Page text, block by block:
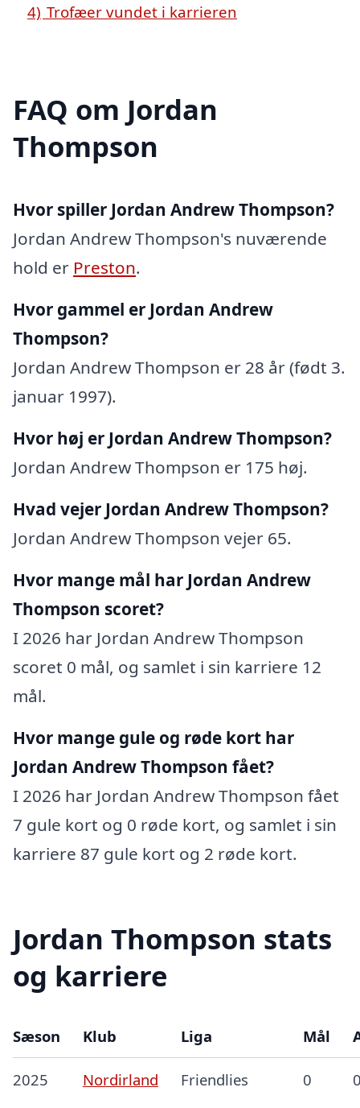
4) Trofæer vundet i karrieren
FAQ om Jordan
Thompson
Hvor spiller Jordan Andrew Thompson?
Jordan Andrew Thompson's nuværende
hold er Preston.
Hvor gammel er Jordan Andrew
Thompson?
Jordan Andrew Thompson er 28 år (født 3.
januar 1997).
Hvor høj er Jordan Andrew Thompson?
Jordan Andrew Thompson er 175 høj.
Hvad vejer Jordan Andrew Thompson?
Jordan Andrew Thompson vejer 65.
Hvor mange mål har Jordan Andrew
Thompson scoret?
I 2026 har Jordan Andrew Thompson
scoret 0 mål, og samlet i sin karriere 12
mål.
Hvor mange gule og røde kort har
Jordan Andrew Thompson fået?
I 2026 har Jordan Andrew Thompson fået
7 gule kort og 0 røde kort, og samlet i sin
karriere 87 gule kort og 2 røde kort.
Jordan Thompson stats
og karriere
Sæson Klub Liga Mål
2025 Nordirland Friendlies 0